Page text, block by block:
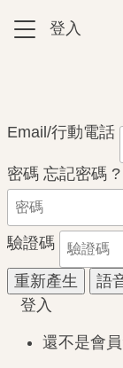
跳到主要內容區塊
::: 登入
Email/行動電話
密碼 忘記密碼 ?
驗證碼
登入
還不是會